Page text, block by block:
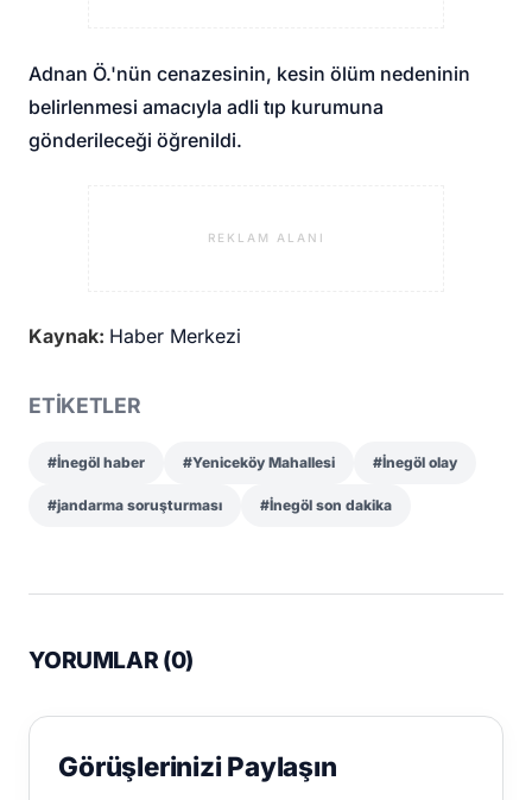
Adnan Ö.'nün cenazesinin, kesin ölüm nedeninin
belirlenmesi amacıyla adli tıp kurumuna
gönderileceği öğrenildi.
REKLAM ALANI
Kaynak: Haber Merkezi
ETİKETLER
#İnegöl haber #Yeniceköy Mahallesi #İnegöl olay
#jandarma soruşturması #İnegöl son dakika
YORUMLAR (0)
Görüşlerinizi Paylaşın